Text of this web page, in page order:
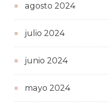
agosto 2024
julio 2024
junio 2024
mayo 2024